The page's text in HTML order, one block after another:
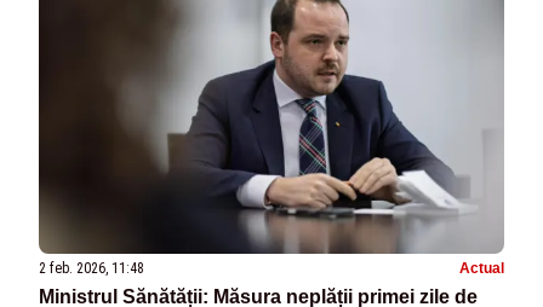
2 feb. 2026, 11:48 Actual
Ministrul Sănătății: Măsura neplății primei zile de